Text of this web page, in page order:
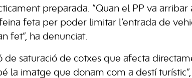
preparada. “Quan el PP va arribar
feta per poder limitar l’entrada de
fet”, ha denunciat.
de saturació de cotxes que afecta
la imatge que donam com a destí turístic”,